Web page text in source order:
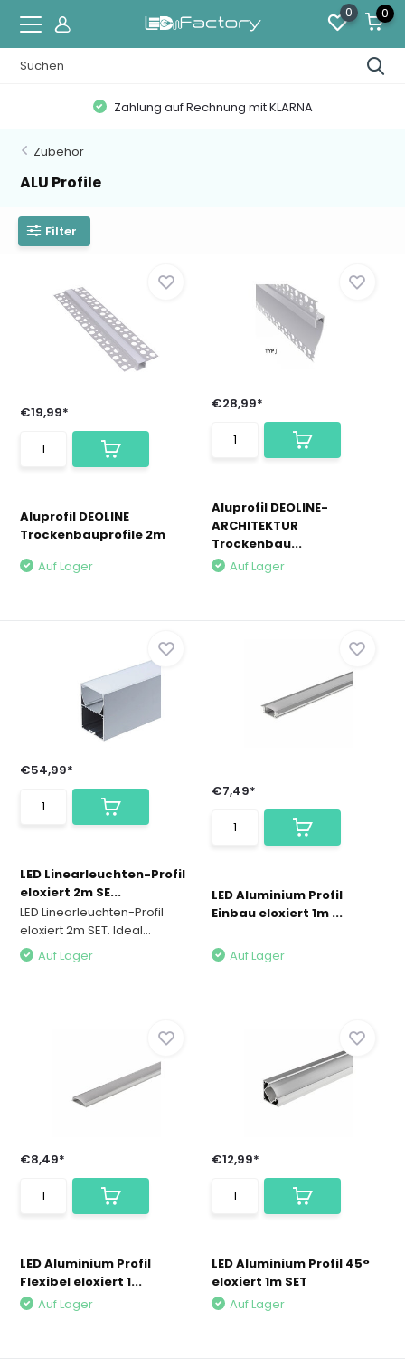
0 0
Zahlung auf Rechnung mit KLARNA
Zubehör
ALU Profile
Filter
€19,99*
Aluprofil DEOLINE
Trockenbauprofile 2m
Auf Lager
€28,99*
Aluprofil DEOLINE-
ARCHITEKTUR
Trockenbau...
Auf Lager
€54,99*
LED Linearleuchten-Profil
eloxiert 2m SE...
LED Linearleuchten-Profil
eloxiert 2m SET. Ideal...
Auf Lager
€7,49*
LED Aluminium Profil
Einbau eloxiert 1m ...
Auf Lager
€8,49*
LED Aluminium Profil
Flexibel eloxiert 1...
Auf Lager
€12,99*
LED Aluminium Profil 45°
eloxiert 1m SET
Auf Lager